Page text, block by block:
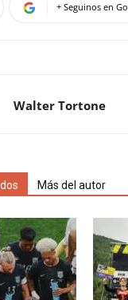
+ Seguinos en
Walter Tortone
Más del autor